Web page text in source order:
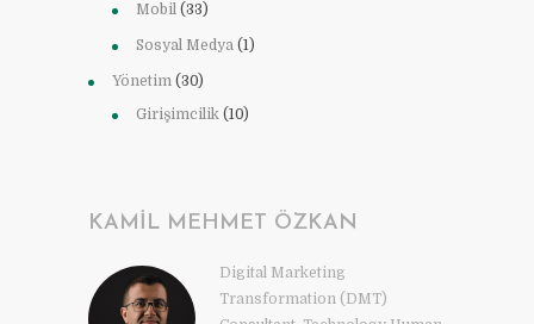
Mobil (33)
Sosyal Medya (1)
Yönetim (30)
Girişimcilik (10)
KAMIL MEHMET ÖZKAN
Digital Marketing
Transformation (DMT)